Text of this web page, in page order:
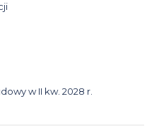
w II kw. 2028 r.